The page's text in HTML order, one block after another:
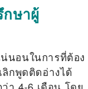
กษาผู้
นอนในการที่ต้อง
กพูดติดอ่างได้